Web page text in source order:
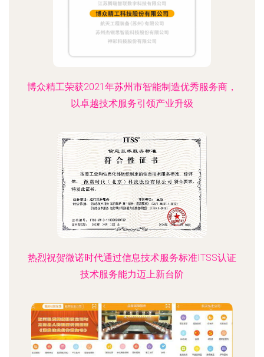
博众精工荣获2021年苏州市智能制造优秀服务商，
以卓越技术服务引领产业升级
热烈祝贺微诺时代通过信息技术服务标准ITSS认证
技术服务能力迈上新台阶